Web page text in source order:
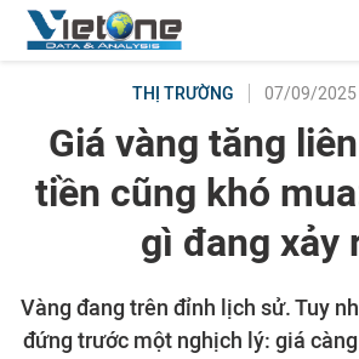
THỊ TRƯỜNG 07/09/2025
Giá vàng tăng
tiền cũng khó
gì đang xảy
Vàng đang trên đỉnh lịch sử. Tuy
đứng trước một nghịch lý: giá